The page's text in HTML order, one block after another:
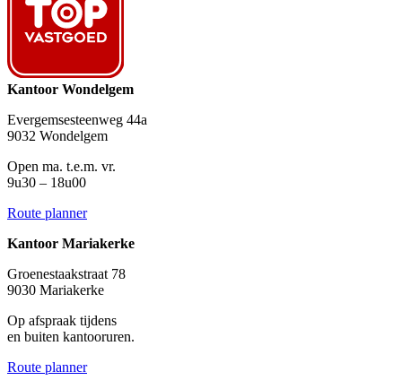
Kantoor Wondelgem
Evergemsesteenweg 44a
9032 Wondelgem
Open ma. t.e.m. vr.
9u30 – 18u00
Route planner
Kantoor Mariakerke
Groenestaakstraat 78
9030 Mariakerke
Op afspraak tijdens
en buiten kantooruren.
Route planner